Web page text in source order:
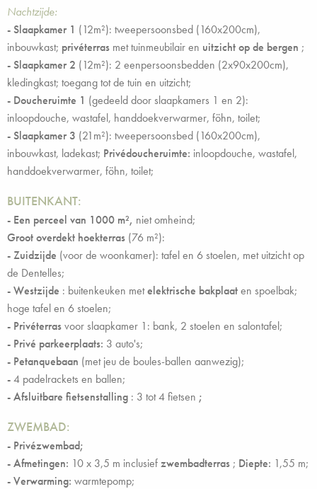
Nachtzijde:
- Slaapkamer 1 (12m²): tweepersoonsbed (160x200cm),
inbouwkast; privéterras met tuinmeubilair en uitzicht op de bergen ;
- Slaapkamer 2 (12m²): 2 eenpersoonsbedden (2x90x200cm),
kledingkast; toegang tot de tuin en uitzicht;
- Doucheruimte 1 (gedeeld door slaapkamers 1 en 2):
inloopdouche, wastafel, handdoekverwarmer, föhn, toilet;
- Slaapkamer 3 (21m²): tweepersoonsbed (160x200cm),
inbouwkast, ladekast; Privédoucheruimte: inloopdouche, wastafel,
handdoekverwarmer, föhn, toilet;
BUITENKANT:
- Een perceel van 1000 m², niet omheind;
Groot overdekt hoekterras (76 m²):
- Zuidzijde (voor de woonkamer): tafel en 6 stoelen, met uitzicht op
de Dentelles;
- Westzijde : buitenkeuken metelektrische bakplaaten spoelbak;
hoge tafel en 6 stoelen;
- Privéterrasvoor slaapkamer 1: bank, 2 stoelen en salontafel;
- Privé parkeerplaats: 3 auto's;
- Petanquebaan (met jeu de boules-ballen aanwezig);
-4 padelrackets en ballen;
- Afsluitbare fietsenstalling : 3 tot 4 fietsen ;
ZWEMBAD:
- Privézwembad;
- Afmetingen: 10 x 3,5 m inclusiefzwembadterras ; Diepte: 1,55 m;
-Verwarming: warmtepomp;